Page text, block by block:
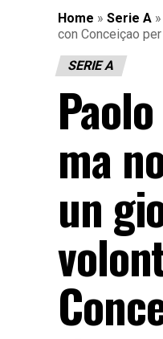
Home » Serie A »
con Conceiçao
SERIE A
ma
un